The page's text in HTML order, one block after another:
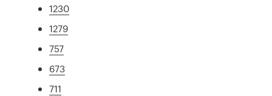
1230
1279
757
673
711